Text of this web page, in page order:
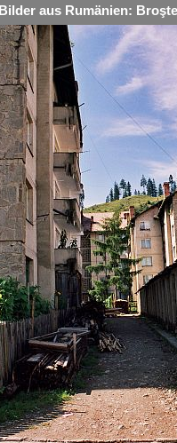
Bilder aus Rumänien: